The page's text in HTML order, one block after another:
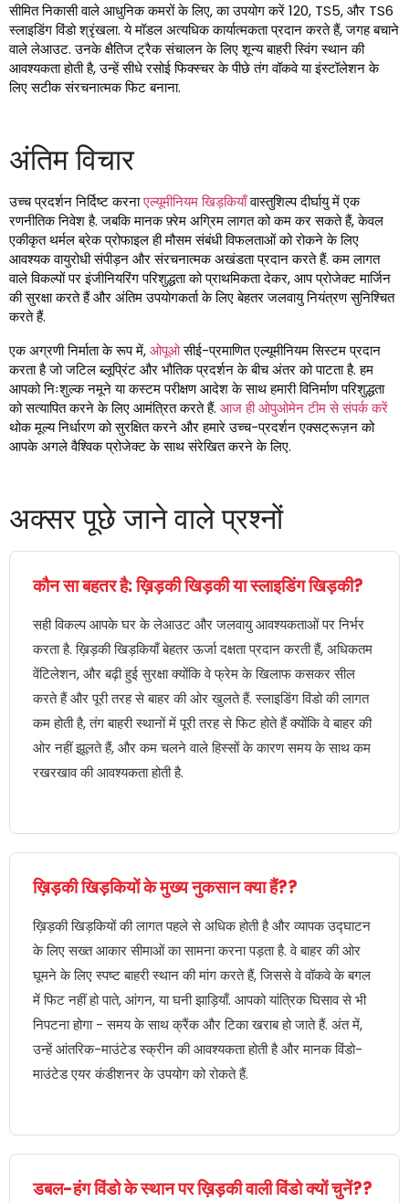
सीमित निकासी वाले आधुनिक कमरों के लिए, का उपयोग करें 120, TS5, और TS6
स्लाइडिंग विंडो श्रृंखला. ये मॉडल अत्यधिक कार्यात्मकता प्रदान करते हैं, जगह बचाने
वाले लेआउट. उनके क्षैतिज ट्रैक संचालन के लिए शून्य बाहरी स्विंग स्थान की
आवश्यकता होती है, उन्हें सीधे रसोई फिक्स्चर के पीछे तंग वॉकवे या इंस्टॉलेशन के
लिए सटीक संरचनात्मक फिट बनाना.
अंतिम विचार
उच्च प्रदर्शन निर्दिष्ट करनाएल्यूमीनियम खिड़कियाँवास्तुशिल्प दीर्घायु में एक
रणनीतिक निवेश है. जबकि मानक फ़्रेम अग्रिम लागत को कम कर सकते हैं, केवल
एकीकृत थर्मल ब्रेक प्रोफाइल ही मौसम संबंधी विफलताओं को रोकने के लिए
आवश्यक वायुरोधी संपीड़न और संरचनात्मक अखंडता प्रदान करते हैं. कम लागत
वाले विकल्पों पर इंजीनियरिंग परिशुद्धता को प्राथमिकता देकर, आप प्रोजेक्ट मार्जिन
की सुरक्षा करते हैं और अंतिम उपयोगकर्ता के लिए बेहतर जलवायु नियंत्रण सुनिश्चित
करते हैं.
एक अग्रणी निर्माता के रूप में,ओपूओसीई-प्रमाणित एल्यूमीनियम सिस्टम प्रदान
करता है जो जटिल ब्लूप्रिंट और भौतिक प्रदर्शन के बीच अंतर को पाटता है. हम
आपको निःशुल्क नमूने या कस्टम परीक्षण आदेश के साथ हमारी विनिर्माण परिशुद्धता
को सत्यापित करने के लिए आमंत्रित करते हैं. आज ही ओपुओमेन टीम से संपर्क करें
थोक मूल्य निर्धारण को सुरक्षित करने और हमारे उच्च-प्रदर्शन एक्सट्रूज़न को
आपके अगले वैश्विक प्रोजेक्ट के साथ संरेखित करने के लिए.
अक्सर पूछे जाने वाले प्रश्नों
कौन सा बहतर है: ख़िड़की खिड़की या स्लाइडिंग खिड़की?
सही विकल्प आपके घर के लेआउट और जलवायु आवश्यकताओं पर निर्भर
करता है. ख़िड़की खिड़कियाँ बेहतर ऊर्जा दक्षता प्रदान करती हैं, अधिकतम
वेंटिलेशन, और बढ़ी हुई सुरक्षा क्योंकि वे फ्रेम के खिलाफ कसकर सील
करते हैं और पूरी तरह से बाहर की ओर खुलते हैं. स्लाइडिंग विंडो की लागत
कम होती है, तंग बाहरी स्थानों में पूरी तरह से फिट होते हैं क्योंकि वे बाहर की
ओर नहीं झूलते हैं, और कम चलने वाले हिस्सों के कारण समय के साथ कम
रखरखाव की आवश्यकता होती है.
ख़िड़की खिड़कियों के मुख्य नुकसान क्या हैं??
ख़िड़की खिड़कियों की लागत पहले से अधिक होती है और व्यापक उद्घाटन
के लिए सख्त आकार सीमाओं का सामना करना पड़ता है. वे बाहर की ओर
घूमने के लिए स्पष्ट बाहरी स्थान की मांग करते हैं, जिससे वे वॉकवे के बगल
में फिट नहीं हो पाते, आंगन, या घनी झाड़ियाँ. आपको यांत्रिक घिसाव से भी
निपटना होगा - समय के साथ क्रैंक और टिका खराब हो जाते हैं. अंत में,
उन्हें आंतरिक-माउंटेड स्क्रीन की आवश्यकता होती है और मानक विंडो-
माउंटेड एयर कंडीशनर के उपयोग को रोकते हैं.
डबल-हंग विंडो के स्थान पर ख़िड़की वाली विंडो क्यों चुनें??